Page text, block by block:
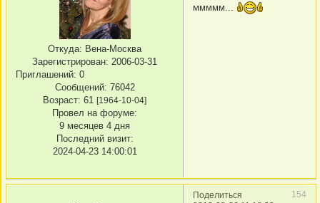
Откуда: Вена-Москва
Зарегистрирован: 2006-03-31
Приглашений: 0
Сообщений: 76042
Возраст: 61 [1964-10-04]
Провел на форуме:
9 месяцев 4 дня
Последний визит:
2024-04-23 14:00:01
ммммм...
Поделиться
154